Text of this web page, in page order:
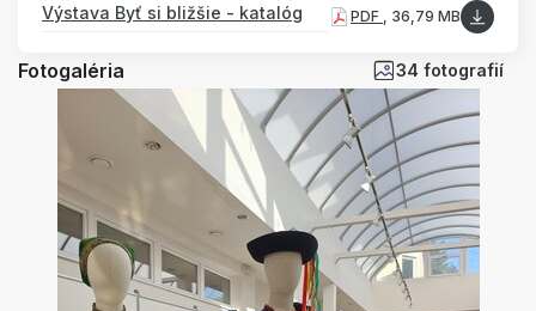
Výstava Byť si bližšie - katalóg PDF , 36,79 MB
Fotogaléria 34 fotografií